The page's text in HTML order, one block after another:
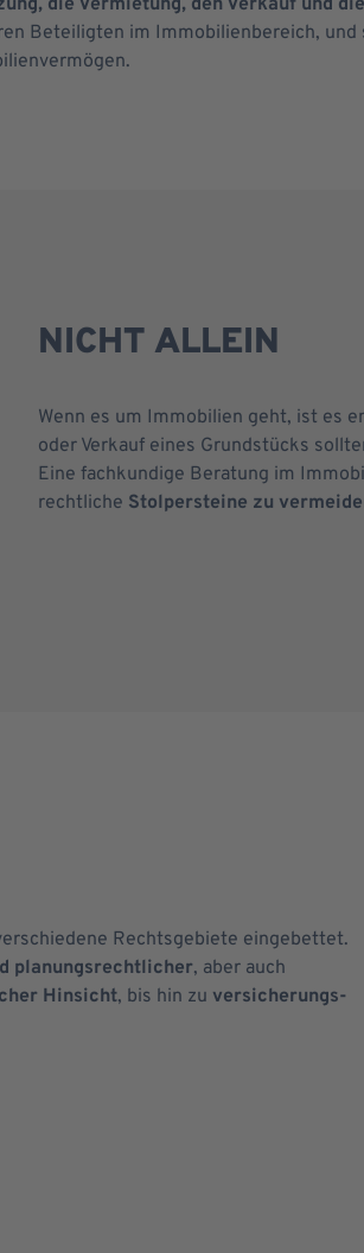
die Vermietung, den Verkauf und
Beteiligten im Immobilienbereich,
NICHT ALLEIN
Wenn es um Immobilien geht, ist es
oder Verkauf eines Grundstücks
Eine fachkundige Beratung im
rechtliche Stolpersteine zu
Rechtsgebiete eingebettet.
planungsrechtlicher, aber auch
Hinsicht, bis hin zu versicherungs-